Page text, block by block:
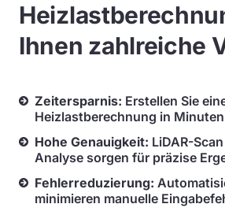
Ihnen zahlreiche
Zeitersparnis: Erstellen Sie
Heizlastberechnung in
Hohe Genauigkeit: LiDAR-
Analyse sorgen für präzise
Fehlerreduzierung:
minimieren manuelle